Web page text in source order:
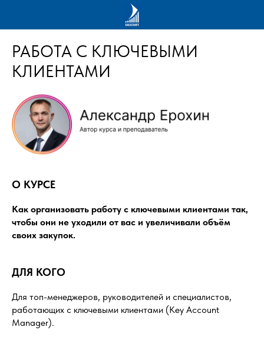
Онлайн Академия
РАБОТА С КЛЮЧЕВЫМИ
КЛИЕНТАМИ
О КУРСЕ
Как организовать работу с ключевыми клиентами так,
чтобы они не уходили от вас и увеличивали объём
своих закупок.
ДЛЯ КОГО
Для топ-менеджеров, руководителей и специалистов,
работающих с ключевыми клиентами (Key Account
Manager).